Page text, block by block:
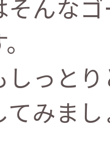
そんな
しっと
みまし